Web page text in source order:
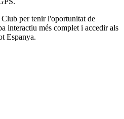
per tenir l'oportunitat de
interactiu més complet i accedir als
Espanya.